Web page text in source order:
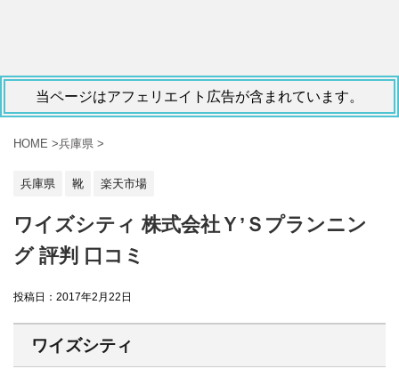
当ページはアフェリエイト広告が含まれています。
HOME >兵庫県 >
兵庫県 靴 楽天市場
ワイズシティ 株式会社Ｙ’Ｓプランニン
グ 評判 口コミ
投稿日： 2017年2月22日
ワイズシティ